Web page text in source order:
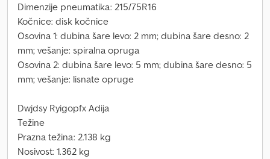
Dimenzije pneumatika: 215/75R16
Kočnice: disk kočnice
Osovina 1: dubina šare levo: 2 mm; dubina šare desno: 2
mm; vešanje: spiralna opruga
Osovina 2: dubina šare levo: 5 mm; dubina šare desno: 5
mm; vešanje: lisnate opruge
Dwjdsy Ryigopfx Adija
Težine
Prazna težina: 2.138 kg
Nosivost: 1.362 kg